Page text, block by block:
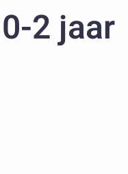
2 jaar